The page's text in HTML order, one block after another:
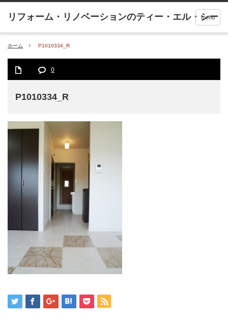
menu
ホーム P1010334_R
0
P1010334_R